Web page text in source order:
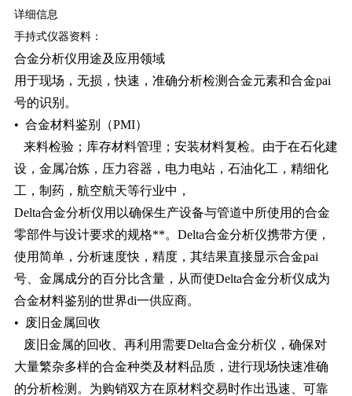
详细信息
手持式仪器资料：
合金分析仪用途及应用领域
用于现场，无损，快速，准确分析检测合金元素和合金pai
号的识别。
• 合金材料鉴别（PMI）
来料检验；库存材料管理；安装材料复检。由于在石化建
设，金属冶炼，压力容器，电力电站，石油化工，精细化
工，制药，航空航天等行业中，
Delta合金分析仪用以确保生产设备与管道中所使用的合金
零部件与设计要求的规格**。Delta合金分析仪携带方便，
使用简单，分析速度快，精度，其结果直接显示合金pai
号、金属成分的百分比含量，从而使Delta合金分析仪成为
合金材料鉴别的世界di一供应商。
• 废旧金属回收
废旧金属的回收、再利用需要Delta合金分析仪，确保对
大量繁杂多样的合金种类及材料品质，进行现场快速准确
的分析检测。为购销双方在原材料交易时作出迅速、可靠